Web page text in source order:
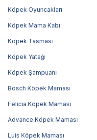
Köpek Oyuncakları
Köpek Mama Kabı
Köpek Tasması
Köpek Yatağı
Köpek Şampuanı
Bosch Köpek Maması
Felicia Köpek Maması
Advance Köpek Maması
Luis Köpek Maması